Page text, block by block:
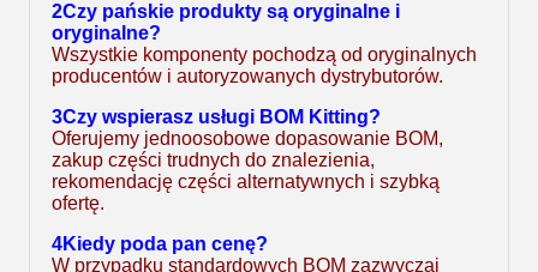
2Czy pańskie produkty są oryginalne i
oryginalne?
Wszystkie komponenty pochodzą od oryginalnych
producentów i autoryzowanych dystrybutorów.
3Czy wspierasz usługi BOM Kitting?
Oferujemy jednoosobowe dopasowanie BOM,
zakup części trudnych do znalezienia,
rekomendację części alternatywnych i szybką
ofertę.
4Kiedy poda pan cenę?
W przypadku standardowych BOM zazwyczaj